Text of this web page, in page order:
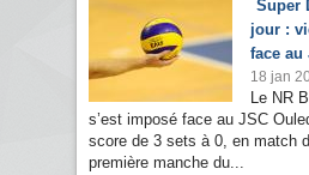
Super
jour :
face au
18 jan
Le NR
s’est imposé face au JSC
score de 3 sets à 0, en match
première manche du...